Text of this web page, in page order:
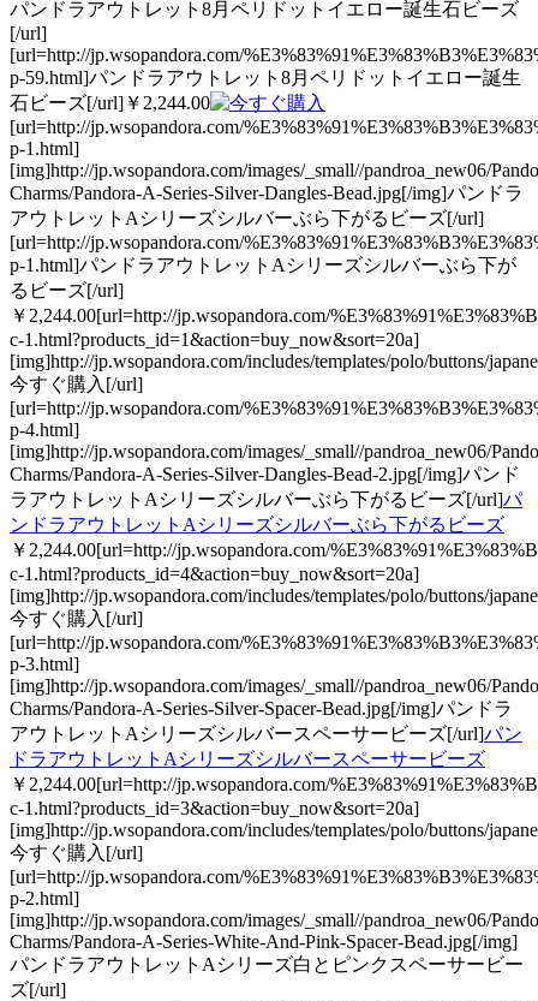
パンドラアウトレット8月ペリドットイエロー誕生石ビーズ
[/url]
[url=http://jp.wsopandora.com/
p-59.html]パンドラアウトレット8月ペリドットイエロー誕生
石ビーズ[/url]￥2,244.00
[url=http://jp.wsopandora.com/
p-1.html]
[img]http://jp.wsopandora.com/images/_small//pandroa_new06/
Charms/Pandora-A-Series-Silver-Dangles-Bead.jpg[/img]パンドラ
アウトレットAシリーズシルバーぶら下がるビーズ[/url]
[url=http://jp.wsopandora.com/
p-1.html]パンドラアウトレットAシリーズシルバーぶら下が
るビーズ[/url]
￥2,244.00[url=http://jp.wsopandora.com/
c-1.html?products_id=1&action=buy_now&sort=20a]
[img]http://jp.wsopandora.com/includes/templates/polo/buttons/
今すぐ購入[/url]
[url=http://jp.wsopandora.com/
p-4.html]
[img]http://jp.wsopandora.com/images/_small//pandroa_new06/
Charms/Pandora-A-Series-Silver-Dangles-Bead-2.jpg[/img]パンド
ラアウトレットAシリーズシルバーぶら下がるビーズ[/url]パ
ンドラアウトレットAシリーズシルバーぶら下がるビーズ
￥2,244.00[url=http://jp.wsopandora.com/
c-1.html?products_id=4&action=buy_now&sort=20a]
[img]http://jp.wsopandora.com/includes/templates/polo/buttons/
今すぐ購入[/url]
[url=http://jp.wsopandora.com/
p-3.html]
[img]http://jp.wsopandora.com/images/_small//pandroa_new06/
Charms/Pandora-A-Series-Silver-Spacer-Bead.jpg[/img]パンドラ
アウトレットAシリーズシルバースペーサービーズ[/url]パン
ドラアウトレットAシリーズシルバースペーサービーズ
￥2,244.00[url=http://jp.wsopandora.com/
c-1.html?products_id=3&action=buy_now&sort=20a]
[img]http://jp.wsopandora.com/includes/templates/polo/buttons/
今すぐ購入[/url]
[url=http://jp.wsopandora.com/
p-2.html]
[img]http://jp.wsopandora.com/images/_small//pandroa_new06/
Charms/Pandora-A-Series-White-And-Pink-Spacer-Bead.jpg[/img]
パンドラアウトレットAシリーズ白とピンクスペーサービー
ズ[/url]